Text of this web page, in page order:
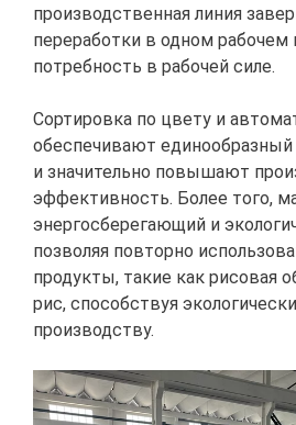
производственная линия
переработки в одном рабочем
потребность в рабочей силе.
Сортировка по цвету и
обеспечивают
и значительно повышают
эффективность. Более того,
энергосберегающий и
позволяя повторно
продукты, такие как рисовая
рис, способствуя
производству.